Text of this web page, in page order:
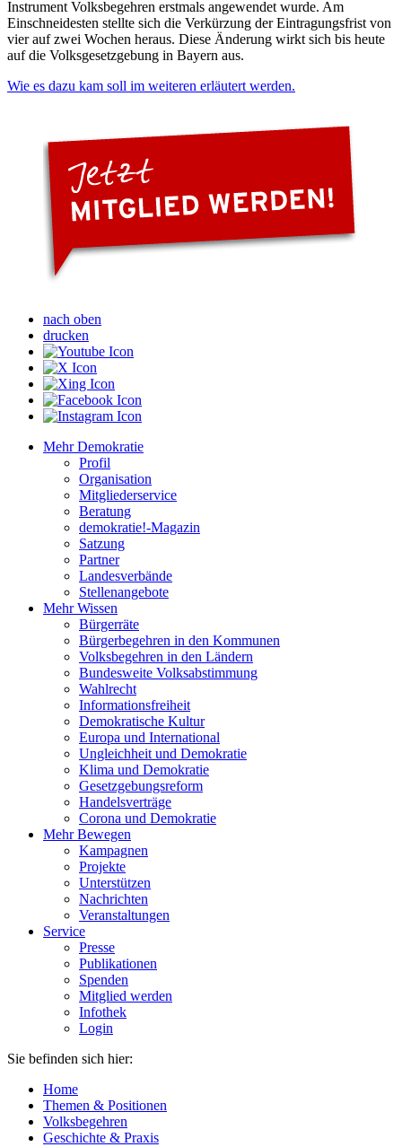
Instrument Volksbegehren erstmals angewendet wurde. Am
Einschneidesten stellte sich die Verkürzung der Eintragungsfrist von
vier auf zwei Wochen heraus. Diese Änderung wirkt sich bis heute
auf die Volksgesetzgebung in Bayern aus.
Wie es dazu kam soll im weiteren erläutert werden.
nach oben
drucken
Mehr Demokratie
Profil
Organisation
Mitgliederservice
Beratung
demokratie!-Magazin
Satzung
Partner
Landesverbände
Stellenangebote
Mehr Wissen
Bürgerräte
Bürgerbegehren in den Kommunen
Volksbegehren in den Ländern
Bundesweite Volksabstimmung
Wahlrecht
Informationsfreiheit
Demokratische Kultur
Europa und International
Ungleichheit und Demokratie
Klima und Demokratie
Gesetzgebungsreform
Handelsverträge
Corona und Demokratie
Mehr Bewegen
Kampagnen
Projekte
Unterstützen
Nachrichten
Veranstaltungen
Service
Presse
Publikationen
Spenden
Mitglied werden
Infothek
Login
Sie befinden sich hier:
Home
Themen & Positionen
Volksbegehren
Geschichte & Praxis